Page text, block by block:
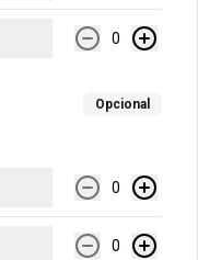
0
Opcional
0
0